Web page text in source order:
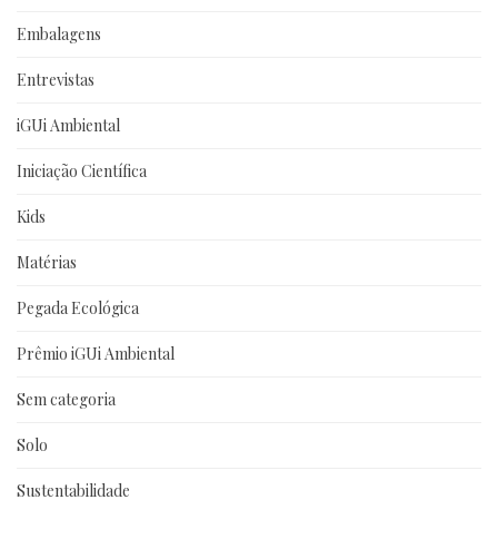
Embalagens
Entrevistas
iGUi Ambiental
Iniciação Científica
Kids
Matérias
Pegada Ecológica
Prêmio iGUi Ambiental
Sem categoria
Solo
Sustentabilidade